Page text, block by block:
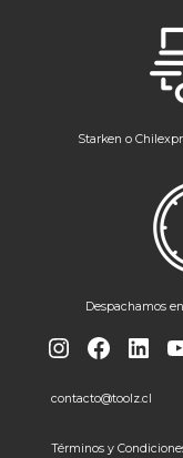
Starken o
Despachamos
contacto@toolz.cl
Términos y